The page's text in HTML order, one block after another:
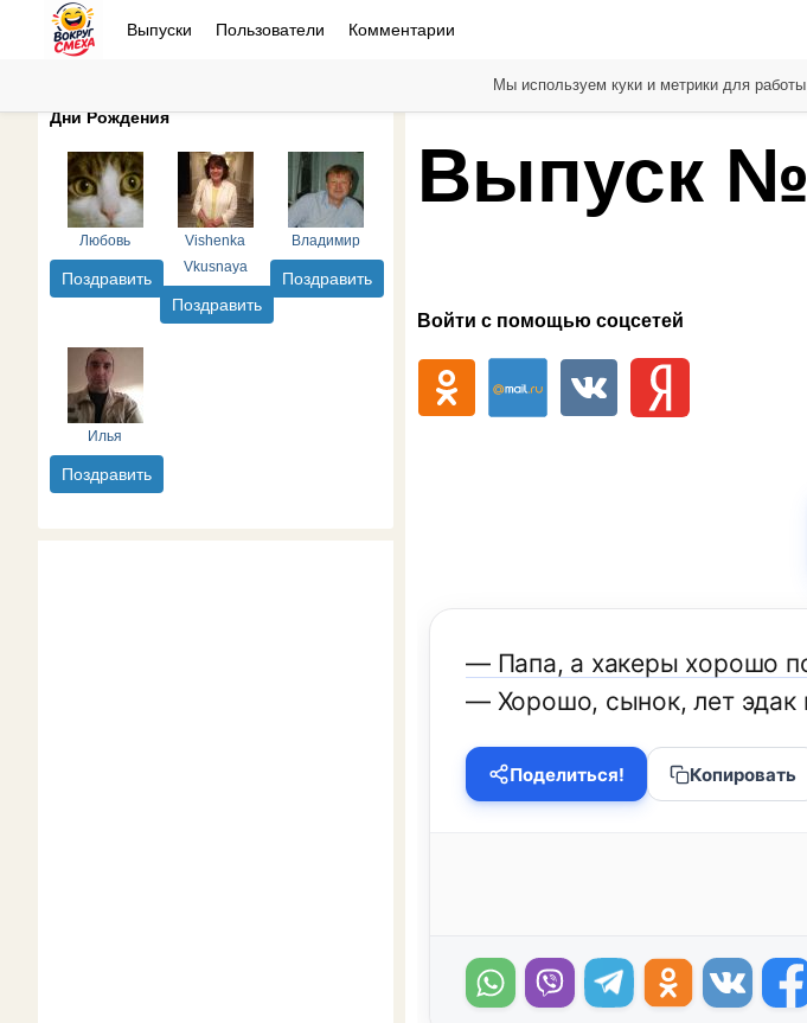
Выпуски Пользователи Комментарии
Дни Рождения
Любовь
Поздравить
Vishenka
Vkusnaya
Поздравить
Владимир
Поздравить
Илья
Поздравить
Выпуск
Войти с помощью соцсетей
— Папа, а хакеры хорошо
— Хорошо, сынок, лет эдак
Поделиться! Копировать
Мы используем куки и метрики для работы